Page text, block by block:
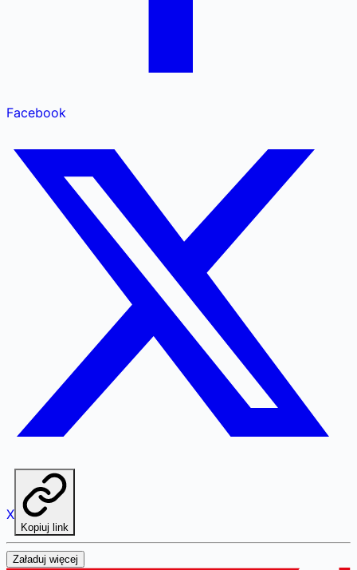
Facebook
X
Kopiuj link
Załaduj więcej